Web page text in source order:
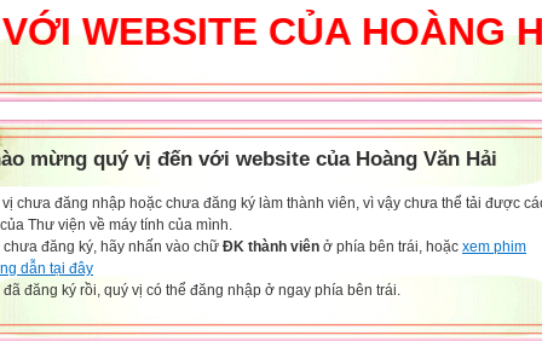
CỦA HOÀNG HẢI
mừng quý vị đến với website của Hoàng Văn Hải
vị chưa đăng nhập hoặc chưa đăng ký làm thành viên, vì vậy chưa thể tải được
Thư viện về máy tính của mình.
chưa đăng ký, hãy nhấn vào chữ ĐK thành viên ở phía bên trái, hoặc xem phim
dẫn tại đây
đã đăng ký rồi, quý vị có thể đăng nhập ở ngay phía bên trái.